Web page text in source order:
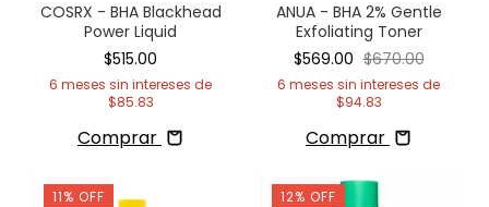
COSRX - BHA Blackhead
Power Liquid
$515.00
6 meses sin intereses de
$85.83
Comprar
ANUA - BHA 2% Gentle
Exfoliating Toner
$569.00 $670.00
6 meses sin intereses de
$94.83
Comprar
11% OFF 12% OFF